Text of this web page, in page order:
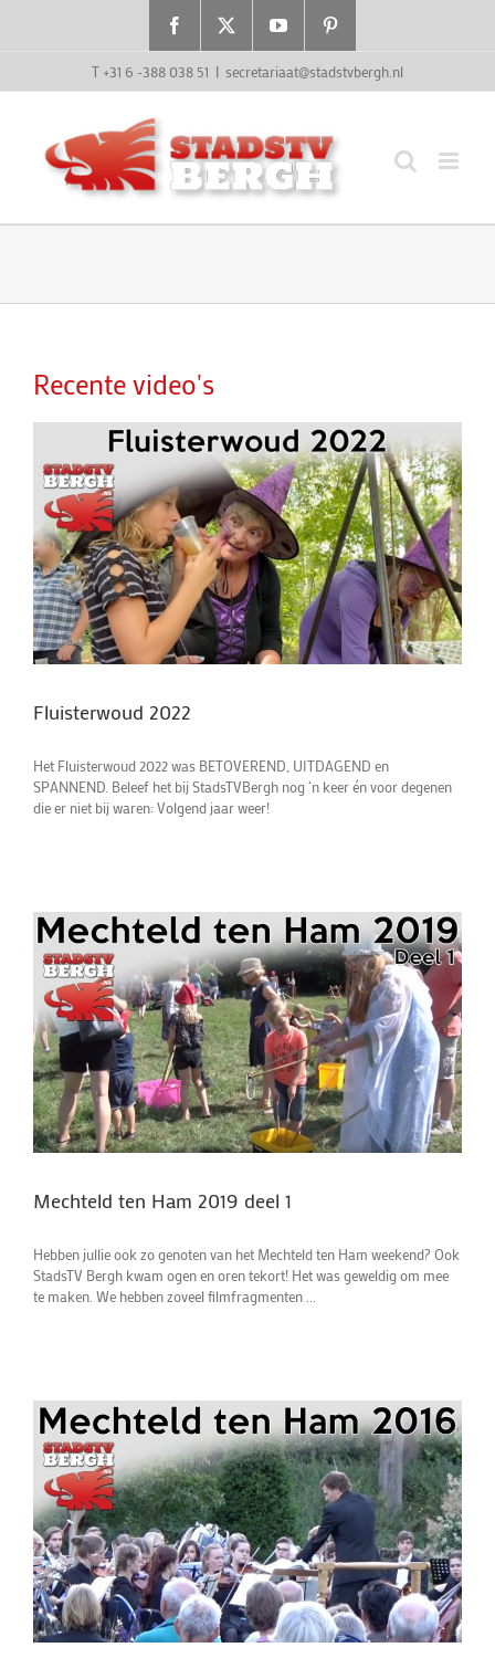
Facebook YouTube
T +31 6 -388 038 51 | secretariaat@stadstvbergh.nl
Recente video's
Fluisterwoud 2022
Het Fluisterwoud 2022 was BETOVEREND, UITDAGEND en
SPANNEND. Beleef het bij StadsTVBergh nog ‘n keer én voor degenen
die er niet bij waren: Volgend jaar weer!
Mechteld ten Ham 2019 deel 1
Hebben jullie ook zo genoten van het Mechteld ten Ham weekend? Ook
StadsTV Bergh kwam ogen en oren tekort! Het was geweldig om mee
te maken. We hebben zoveel filmfragmenten ...